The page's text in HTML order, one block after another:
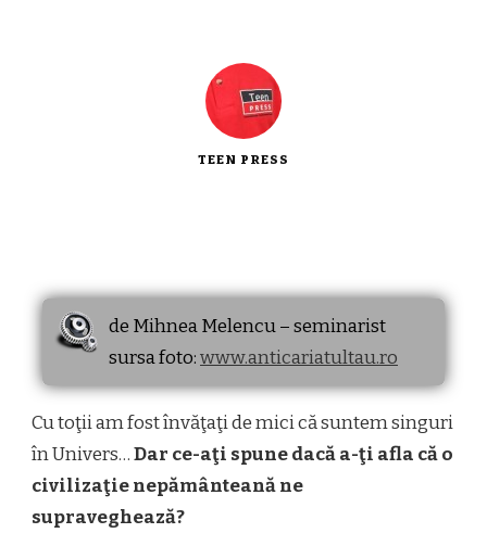
TEEN PRESS
de Mihnea Melencu – seminarist
sursa foto:www.anticariatultau.ro
Cu toţii am fost învăţaţi de mici că suntem singuri
în Univers…Dar ce-aţi spune dacă a-ţi afla că o
civilizaţie nepământeană ne
supraveghează?